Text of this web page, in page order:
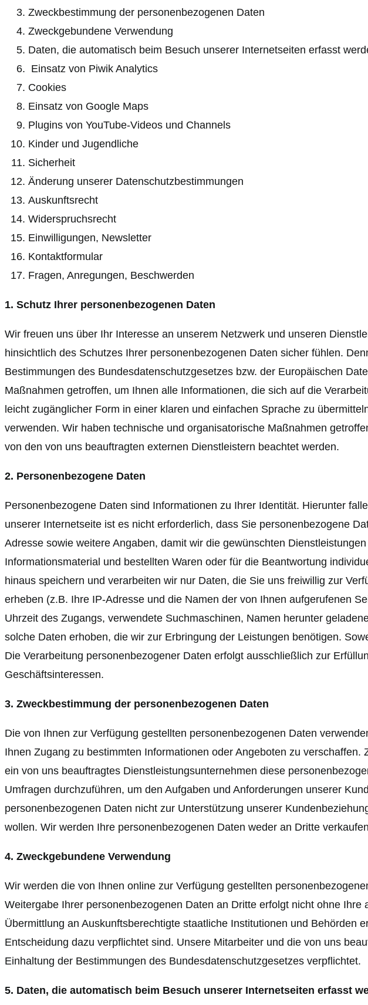
Zweckbestimmung der personenbezogenen Daten
Zweckgebundene Verwendung
Daten, die automatisch beim Besuch unserer Internetseiten erfasst
Einsatz von Piwik Analytics
Cookies
Einsatz von Google Maps
Plugins von YouTube-Videos und Channels
Kinder und Jugendliche
Sicherheit
Änderung unserer Datenschutzbestimmungen
Auskunftsrecht
Widerspruchsrecht
Einwilligungen, Newsletter
Kontaktformular
Fragen, Anregungen, Beschwerden
1. Schutz Ihrer personenbezogenen Daten
Wir freuen uns über Ihr Interesse an unserem Netzwerk und unseren
hinsichtlich des Schutzes Ihrer personenbezogenen Daten sicher fühlen.
Bestimmungen des Bundesdatenschutzgesetzes bzw. der Europäischen
Maßnahmen getroffen, um Ihnen alle Informationen, die sich auf die
leicht zugänglicher Form in einer klaren und einfachen Sprache zu
verwenden. Wir haben technische und organisatorische Maßnahmen
von den von uns beauftragten externen Dienstleistern beachtet werden.
2. Personenbezogene Daten
Personenbezogene Daten sind Informationen zu Ihrer Identität. Hierunter
unserer Internetseite ist es nicht erforderlich, dass Sie personenbezogene
Adresse sowie weitere Angaben, damit wir die gewünschten
Informationsmaterial und bestellten Waren oder für die Beantwortung
hinaus speichern und verarbeiten wir nur Daten, die Sie uns freiwillig zur
erheben (z.B. Ihre IP-Adresse und die Namen der von Ihnen aufgerufenen
Uhrzeit des Zugangs, verwendete Suchmaschinen, Namen herunter
solche Daten erhoben, die wir zur Erbringung der Leistungen benötigen.
Die Verarbeitung personenbezogener Daten erfolgt ausschließlich zur
Geschäftsinteressen.
3. Zweckbestimmung der personenbezogenen Daten
Die von Ihnen zur Verfügung gestellten personenbezogenen Daten
Ihnen Zugang zu bestimmten Informationen oder Angeboten zu
ein von uns beauftragtes Dienstleistungsunternehmen diese
Umfragen durchzuführen, um den Aufgaben und Anforderungen unserer
personenbezogenen Daten nicht zur Unterstützung unserer
wollen. Wir werden Ihre personenbezogenen Daten weder an Dritte
4. Zweckgebundene Verwendung
Wir werden die von Ihnen online zur Verfügung gestellten
Weitergabe Ihrer personenbezogenen Daten an Dritte erfolgt nicht ohne
Übermittlung an Auskunftsberechtigte staatliche Institutionen und Behörden
Entscheidung dazu verpflichtet sind. Unsere Mitarbeiter und die von uns
Einhaltung der Bestimmungen des Bundesdatenschutzgesetzes verpflichtet.
5. Daten, die automatisch beim Besuch unserer Internetseiten erfasst